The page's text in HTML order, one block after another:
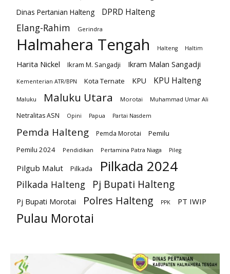
Dinas Pertanian Halteng
DPRD Halteng
Elang-Rahim Gerindra
Halmahera Tengah Halteng Haltim
Harita Nickel Ikram M. Sangadji Ikram Malan Sangadji
Kementerian ATR/BPN Kota Ternate KPU KPU Halteng
Maluku Maluku Utara Morotai Muhammad Umar Ali
Netralitas ASN Opini Papua Partai Nasdem
Pemda Halteng Pemda Morotai
Pemilu
Pemilu 2024
Pendidikan Pertamina Patra Niaga Pileg
Pilgub Malut Pilkada Pilkada 2024
Pilkada Halteng Pj Bupati Halteng
Pj Bupati Morotai Polres Halteng PPK PT IWIP
Pulau Morotai